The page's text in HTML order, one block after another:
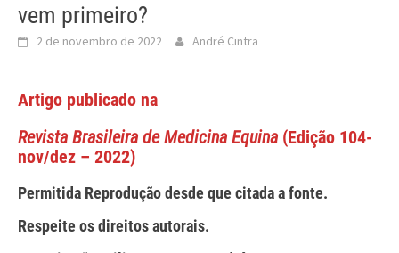
vem primeiro?
2 de novembro de 2022 André Cintra
Artigo publicado na
Revista Brasileira de Medicina Equina (Edição 104-
nov/dez – 2022)
Permitida Reprodução desde que citada a fonte.
Respeite os direitos autorais.